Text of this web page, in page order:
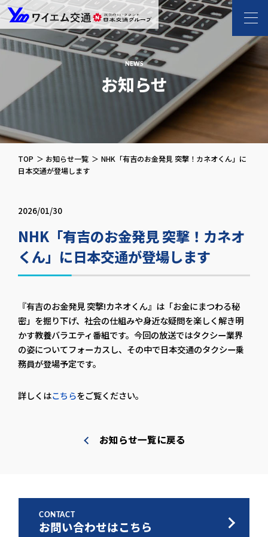
ワイエム交通 l 新
NEWS
お知らせ
TOP お知らせ一覧
NHK「有吉のお金発見 突撃！カネオくん」に
日本交通が登場します
2026/01/30
NHK「有吉のお金発見 突撃！カネオ
くん」に日本交通が登場します
『有吉のお金発見 突撃!カネオくん』は「お金にまつわる秘
密」を掘り下げ、社会の仕組みや身近な疑問を楽しく解き明
かす教養バラエティ番組です。今回の放送ではタクシー業界
の姿についてフォーカスし、その中で日本交通のタクシー乗
務員が登場予定です。
詳しくはこちらをご覧ください。
お知らせ一覧に戻る
CONTACT
お問い合わせはこちら